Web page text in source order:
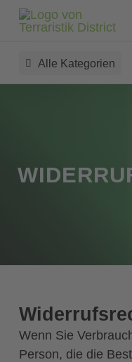
Alle Kategorien
Wenn Sie
Person, die die